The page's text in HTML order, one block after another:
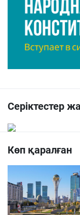
Серіктестер
Көп қаралған